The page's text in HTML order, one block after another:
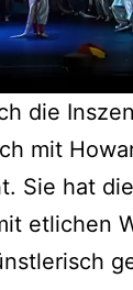
die
mit
Sie hat
etlichen